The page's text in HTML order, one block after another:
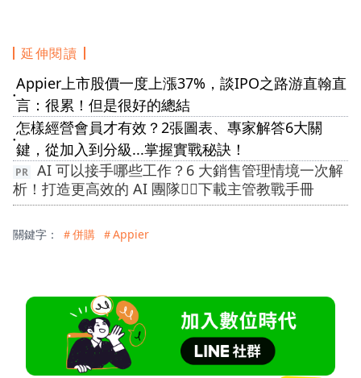
延伸閱讀
●
Appier上市股價一度上漲37%，談IPO之路游直翰直
言：很累！但是很好的總結
●
怎樣經營會員才有效？2張圖表、專家解答6大關
鍵，從加入到分級...掌握實戰秘訣！
AI 可以接手哪些工作？6 大銷售管理情境一次解
析！打造更高效的 AI 團隊👉🏻下載主管教戰手冊
關鍵字： ＃併購 ＃Appier